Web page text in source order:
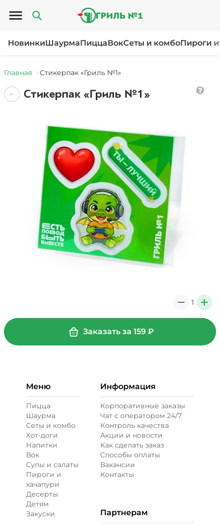
Открыть меню
НовинкиШаурмаПиццаВокСеты и комбоПироги
Главная Стикерпак «Гриль №1»
Стикерпак «Гриль №1»
1 +
Заказать за 159₽
Меню
Пицца
Шаурма
Сеты и комбо
Хот-доги
Напитки
Вок
Супы и салаты
Пироги и
хачапури
Десерты
Детям
Закуски
Информация
Корпоративные заказы
Чат с оператором 24/7
Контроль качества
Акции и новости
Как сделать заказ
Способы оплаты
Вакансии
Контакты
Партнерам